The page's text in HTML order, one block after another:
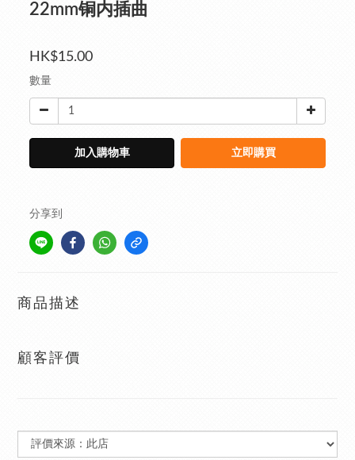
22mm铜内插曲
HK$15.00
數量
加入購物車 立即購買
分享到
商品描述
顧客評價